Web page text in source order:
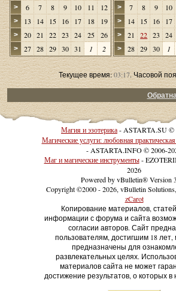
> 6 7 8 9 10 11 12
> 13 14 15 16 17 18 19
> 20 21 22 23 24 25 26
> 27 28 29 30 31 1 2
> 7 8 9 10
> 14 15 16 17
> 21 22 23 24
> 28 29 30 1
Текущее время:03:17. Часовой
Магия и эзотерика- ASTARTA.SU ©
Магические услуги: любовная
- ASTARTA.INFO © 2006-
Маг и магические инструменты-
2026
Powered by vBulletin® Version
Copyright ©2000 - 2026, vBulletin
zCarot
Копирование материалов,
информации с форума и сайта
согласии авторов. Сайт
пользователям, достигшим 18
предназначены для
развлекательных целях.
материалов сайта не может
достижение результатов, о которых в